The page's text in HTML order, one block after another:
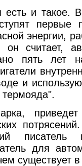
есть и такое.
первые
энергии,
считает,
пять лет
и
термояда".
для
существует